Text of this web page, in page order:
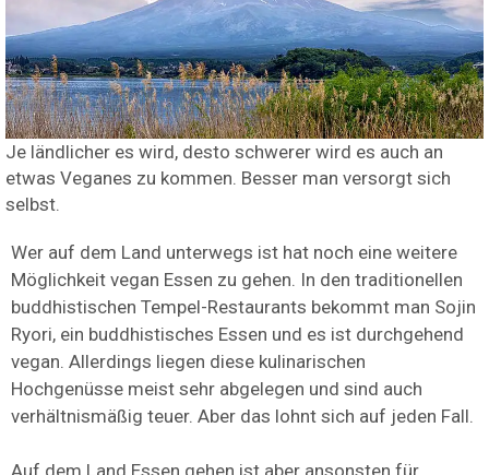
Je ländlicher es wird, desto schwerer wird es auch an
etwas Veganes zu kommen. Besser man versorgt sich
selbst.
Wer auf dem Land unterwegs ist hat noch eine weitere
Möglichkeit vegan Essen zu gehen. In den traditionellen
buddhistischen Tempel-Restaurants bekommt man Sojin
Ryori, ein buddhistisches Essen und es ist durchgehend
vegan. Allerdings liegen diese kulinarischen
Hochgenüsse meist sehr abgelegen und sind auch
verhältnismäßig teuer. Aber das lohnt sich auf jeden Fall.